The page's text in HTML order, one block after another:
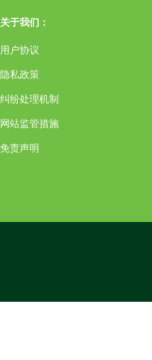
关于我们：
用户协议
隐私政策
纠纷处理机制
网站监管措施
免责声明